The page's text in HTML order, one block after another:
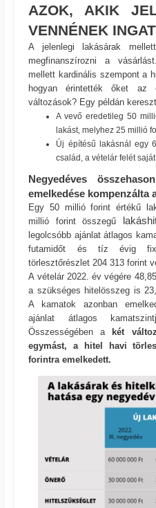
AZOK, AKIK
VENNÉNEK
A jelenlegi lakásárak
megfinanszírozni a
mellett kardinális szempont a
hogyan érintették őket az
változások? Egy példán
A vevő eredetileg 50
lakást, melyhez 25 millió
Új építésű lakásnál egy
család, a vételár felét
Negyedéves
emelkedése kompenzálta
Egy 50 millió forint értékű
millió forint összegű
legolcsóbb ajánlat átlagos
futamidőt és tíz évig fix
törlesztőrészlet 204 313 forint
A vételár 2022. év végére
a szükséges hitelösszeg is
A kamatok azonban
ajánlat átlagos
Összességében a két
egymást, a hitel havi
forintra emelkedett.